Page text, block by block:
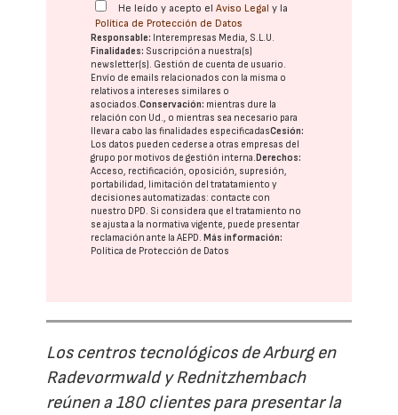
He leído y acepto elAviso Legal y la
Política de Protección de Datos
Responsable: Interempresas Media, S.L.U.
Finalidades: Suscripción a nuestra(s)
newsletter(s). Gestión de cuenta de usuario.
Envío de emails relacionados con la misma o
relativos a intereses similares o
asociados.Conservación: mientras dure la
relación con Ud., o mientras sea necesario para
llevar a cabo las finalidades especificadasCesión:
Los datos pueden cederse a otras empresas del
grupo por motivos de gestión interna.Derechos:
Acceso, rectificación, oposición, supresión,
portabilidad, limitación del tratatamiento y
decisiones automatizadas: contacte con
nuestro DPD. Si considera que el tratamiento no
se ajusta a la normativa vigente, puede presentar
reclamación ante laAEPD.Más información:
Política de Protección de Datos
Los centros tecnológicos de Arburg en
Radevormwald y Rednitzhembach
reúnen a 180 clientes para presentar la